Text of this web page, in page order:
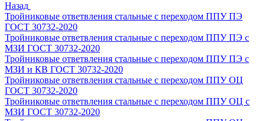
Назад
Тройниковые ответвления стальные с переходом ППУ ПЭ
ГОСТ 30732-2020
Тройниковые ответвления стальные с переходом ППУ ПЭ с
МЗИ ГОСТ 30732-2020
Тройниковые ответвления стальные с переходом ППУ ПЭ с
МЗИ и КВ ГОСТ 30732-2020
Тройниковые ответвления стальные с переходом ППУ ОЦ
ГОСТ 30732-2020
Тройниковые ответвления стальные с переходом ППУ ОЦ с
МЗИ ГОСТ 30732-2020